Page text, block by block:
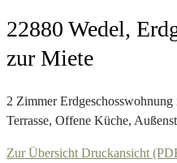
22880 Wedel,
zur Miete
2 Zimmer
Terrasse, Offene Küche,
Zur ÜbersichtDruckansicht